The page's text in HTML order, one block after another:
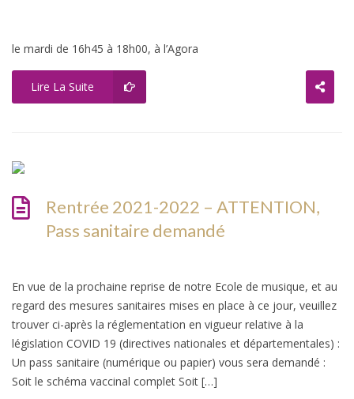
le mardi de 16h45 à 18h00, à l’Agora
Lire La Suite
Rentrée 2021-2022 – ATTENTION,
Pass sanitaire demandé
En vue de la prochaine reprise de notre Ecole de musique, et au
regard des mesures sanitaires mises en place à ce jour, veuillez
trouver ci-après la réglementation en vigueur relative à la
législation COVID 19 (directives nationales et départementales) :
Un pass sanitaire (numérique ou papier) vous sera demandé :
Soit le schéma vaccinal complet Soit […]